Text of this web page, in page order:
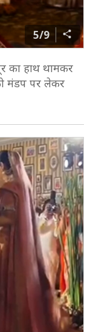
5/9
का हाथ थामकर
मंडप पर लेकर